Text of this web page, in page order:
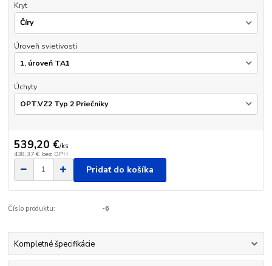
Kryt
Úroveň svietivosti
Úchyty
539,20 €/ks
438,37 € bez DPH
Pridať do košíka
Číslo produktu: -6
Kompletné špecifikácie